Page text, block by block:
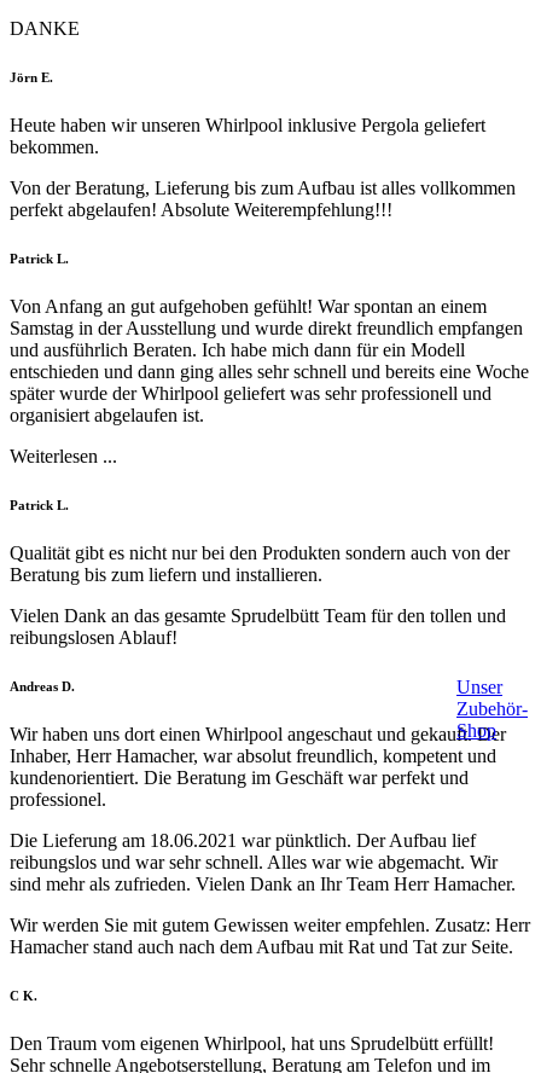
Unser
Zubehör-
Shop
DANKE
Filled
Filled
Filled
Filled
Filled
Jörn E.
Heute haben wir unseren Whirlpool inklusive Pergola geliefert
bekommen.
Von der Beratung, Lieferung bis zum Aufbau ist alles vollkommen
perfekt abgelaufen! Absolute Weiterempfehlung!!!
Filled
Filled
Filled
Filled
Filled
Patrick L.
Von Anfang an gut aufgehoben gefühlt! War spontan an einem
Samstag in der Ausstellung und wurde direkt freundlich empfangen
und ausführlich Beraten. Ich habe mich dann für ein Modell
entschieden und dann ging alles sehr schnell und bereits eine Woche
später wurde der Whirlpool geliefert was sehr professionell und
organisiert abgelaufen ist.
Weiterlesen ...
Filled
Filled
Filled
Filled
Filled
Patrick L.
Qualität gibt es nicht nur bei den Produkten sondern auch von der
Beratung bis zum liefern und installieren.
Vielen Dank an das gesamte Sprudelbütt Team für den tollen und
reibungslosen Ablauf!
Filled
Filled
Filled
Filled
Filled
Andreas D.
Wir haben uns dort einen Whirlpool angeschaut und gekauft. Der
Inhaber, Herr Hamacher, war absolut freundlich, kompetent und
kundenorientiert. Die Beratung im Geschäft war perfekt und
professionel.
Die Lieferung am 18.06.2021 war pünktlich. Der Aufbau lief
reibungslos und war sehr schnell. Alles war wie abgemacht. Wir
sind mehr als zufrieden. Vielen Dank an Ihr Team Herr Hamacher.
Wir werden Sie mit gutem Gewissen weiter empfehlen. Zusatz: Herr
Hamacher stand auch nach dem Aufbau mit Rat und Tat zur Seite.
Filled
Filled
Filled
Filled
Filled
C K.
Den Traum vom eigenen Whirlpool, hat uns Sprudelbütt erfüllt!
Sehr schnelle Angebotserstellung, Beratung am Telefon und im